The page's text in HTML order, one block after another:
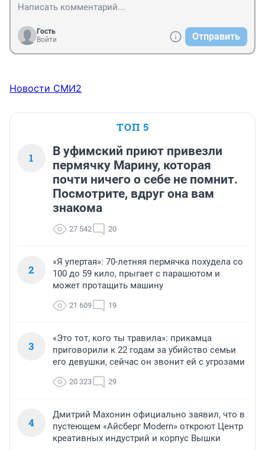
Гость
Войти
Отправить
Новости СМИ2
ТОП 5
1
В уфимский приют привезли
пермячку Марину, которая
почти ничего о себе не помнит.
Посмотрите, вдруг она вам
знакома
27 542 20
2
«Я упертая»: 70-летняя пермячка похудела со
100 до 59 кило, прыгает с парашютом и
может протащить машину
21 609 19
3
«Это тот, кого ты травила»: прикамца
приговорили к 22 годам за убийство семьи
его девушки, сейчас он звонит ей с угрозами
20 323 29
4
Дмитрий Махонин официально заявил, что в
пустеющем «Айсберг Modern» откроют Центр
креативных индустрий и корпус Вышки